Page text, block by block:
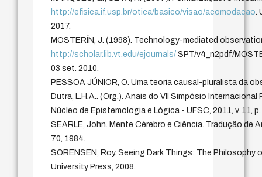
http://efisica.if.usp.br/otica/basico/visao/acomodacao.
2017.
MOSTERÍN, J. (1998). Technology-mediated
http://scholar.lib.vt.edu/ejournals/ SPT/v4_n2pdf/
03 set. 2010.
PESSOA JÚNIOR, O. Uma teoria causal-pluralista da
Dutra, L.H.A.. (Org.). Anais do VII Simpósio Internacional
Núcleo de Epistemologia e Lógica - UFSC, 2011, v. 11,
SEARLE, John. Mente Cérebro e Ciência. Tradução de
70, 1984.
SORENSEN, Roy. Seeing Dark Things: The
University Press, 2008.